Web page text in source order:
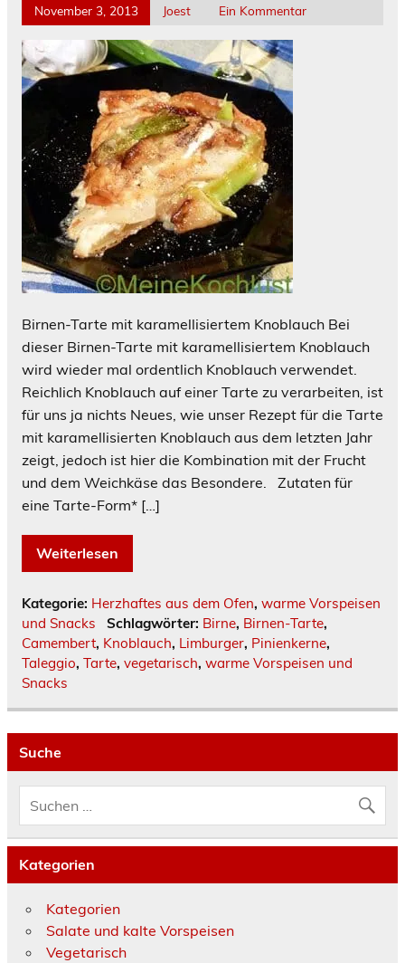
November 3, 2013 Joest Ein Kommentar
Birnen-Tarte mit karamellisiertem Knoblauch Bei
dieser Birnen-Tarte mit karamellisiertem Knoblauch
wird wieder mal ordentlich Knoblauch verwendet.
Reichlich Knoblauch auf einer Tarte zu verarbeiten, ist
für uns ja nichts Neues, wie unser Rezept für die Tarte
mit karamellisierten Knoblauch aus dem letzten Jahr
zeigt, jedoch ist hier die Kombination mit der Frucht
und dem Weichkäse das Besondere. Zutaten für
eine Tarte-Form* […]
Weiterlesen
Kategorie: Herzhaftes aus dem Ofen, warme Vorspeisen
und Snacks
Schlagwörter: Birne, Birnen-Tarte,
Camembert, Knoblauch, Limburger, Pinienkerne,
Taleggio, Tarte, vegetarisch, warme Vorspeisen und
Snacks
Suche
Kategorien
Kategorien
Salate und kalte Vorspeisen
Vegetarisch